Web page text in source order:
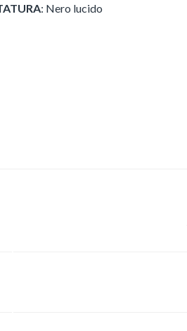
: Nero lucido